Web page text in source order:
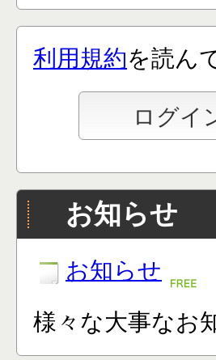
利用規約を読ん
お知らせ
お知らせ
様々な大事なお